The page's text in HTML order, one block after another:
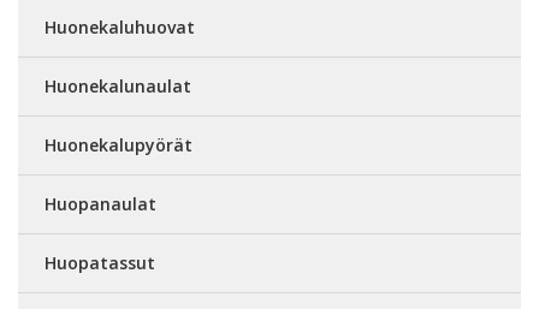
Huonekaluhuovat
Huonekalunaulat
Huonekalupyörät
Huopanaulat
Huopatassut